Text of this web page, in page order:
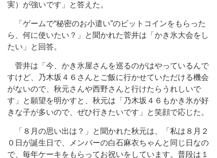
実）が強いです」と答えた。
「ゲームで“秘密のお小遣い”のビットコインをもらった
ら、何に使いたい？」と聞かれた菅井は「かき氷大会をし
たい」と回答。
菅井は「今、かき氷屋さんを巡るのがはやっているんで
すけど、乃木坂４６さんとご飯に行かせていただける機会
がないので、秋元さんや西野さんと行けたらうれしいで
す」と願望を明かすと、秋元は「乃木坂４６もかき氷が好
きな子が多いので、ぜひ行きたいです」と笑顔で応じた。
「８月の思い出は？」と聞かれた秋元は、「私は８月２
０日が誕生日で、メンバーの白石麻衣ちゃんと同じ日なの
で、毎年ケーキをもらってお祝いをしています。普段は１